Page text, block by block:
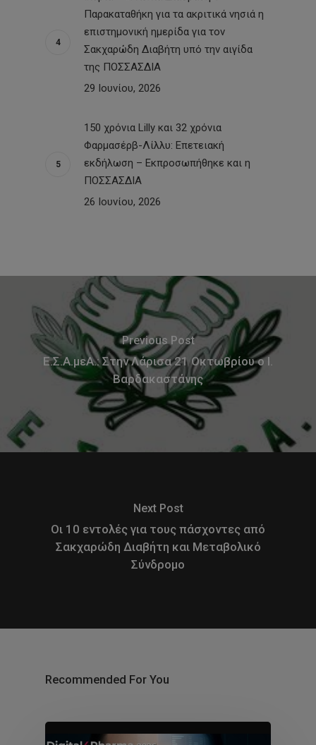
Παρακαταθήκη για τα ακριτικά νησιά η
επιστημονική ημερίδα για τον
Σακχαρώδη Διαβήτη υπό την αιγίδα
της ΠΟΣΣΑΣΔΙΑ
29 Ιουνίου, 2026
150 χρόνια Lilly και 32 χρόνια
Φαρμασέρβ-Λίλλυ: Eπετειακή
εκδήλωση – Εκπροσωπήθηκε και η
ΠΟΣΣΑΣΔΙΑ
26 Ιουνίου, 2026
Previous Post
Ε.Σ.Α.μεΑ.: Στην Λάρισα 21 Οκτωβρίου ο Ι.
Βαρδακαστάνης
Next Post
Οι 10 εντολές για τους πάσχοντες από
Σακχαρώδη Διαβήτη και Μεταβολικό
Σύνδρομο
Recommended For You